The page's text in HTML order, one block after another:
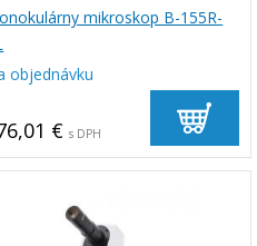
mikroskop B-155R-
objednávku
€ s DPH